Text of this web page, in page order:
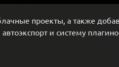
проекты, а также
и систему